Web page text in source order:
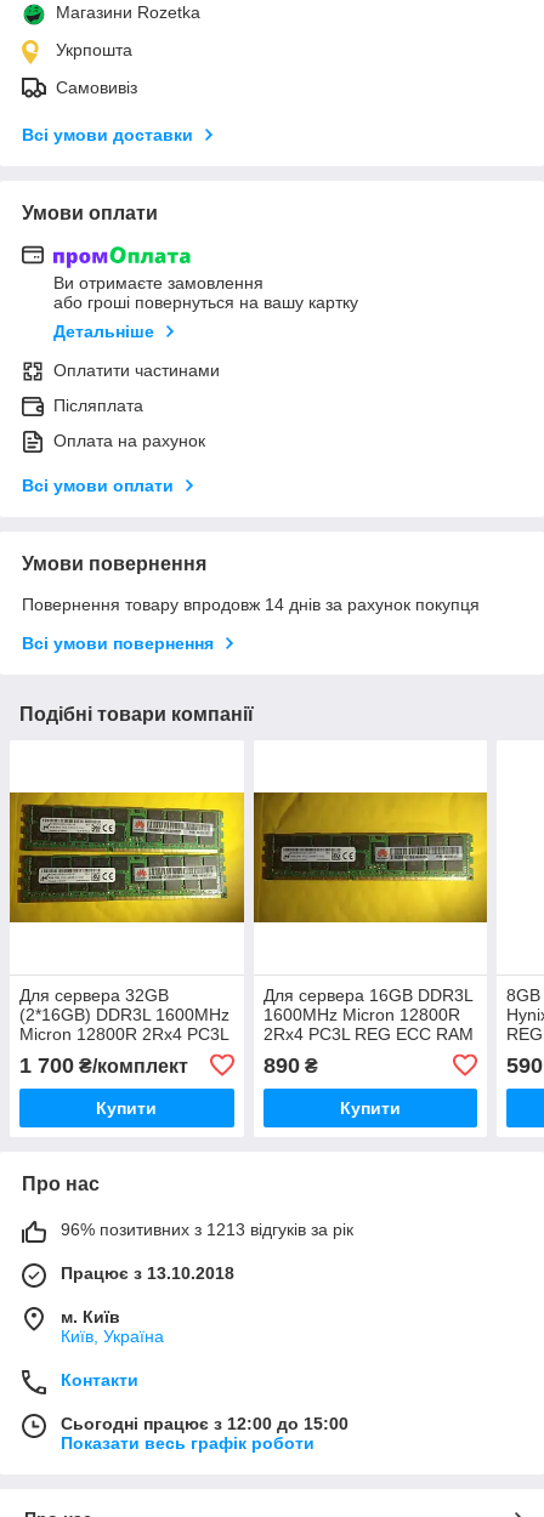
Магазини Rozetka
Укрпошта
Самовивіз
Всі умови доставки
Умови оплати
Ви отримаєте замовлення
або гроші повернуться на вашу картку
Детальніше
Оплатити частинами
Післяплата
Оплата на рахунок
Всі умови оплати
Умови повернення
Повернення товару впродовж 14 днів за рахунок покупця
Всі умови повернення
Подібні товари компанії
Для сервера 32GB
(2*16GB) DDR3L 1600MHz
Micron 12800R 2Rx4 PC3L
REG ECC RAM Серверна
оперативна пам'ять
MT36KSF2G72PZ-
1 700 ₴/комплект
Купити
Для сервера 16GB DDR3L
1600MHz Micron 12800R
2Rx4 PC3L REG ECC RAM
пам'ять MT36KSF2G72PZ-
1G6E1HF
890₴
Купити
590
Про нас
96% позитивних з 1213 відгуків за рік
Працює з 13.10.2018
м. Київ
Київ, Україна
Контакти
Сьогодні працює з 12:00 до 15:00
Показати весь графік роботи